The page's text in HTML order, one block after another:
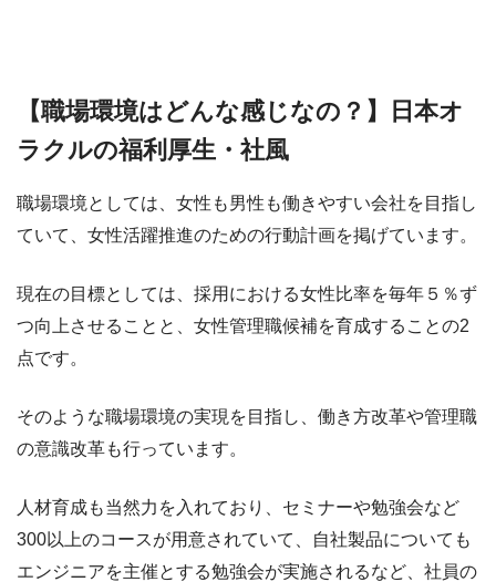
【職場環境はどんな感じなの？】日本オ
ラクルの福利厚生・社風
職場環境としては、女性も男性も働きやすい会社を目指し
ていて、女性活躍推進のための行動計画を掲げています。
現在の目標としては、採用における女性比率を毎年５％ず
つ向上させることと、女性管理職候補を育成することの2
点です。
そのような職場環境の実現を目指し、働き方改革や管理職
の意識改革も行っています。
人材育成も当然力を入れており、セミナーや勉強会など
300以上のコースが用意されていて、自社製品についても
エンジニアを主催とする勉強会が実施されるなど、社員の